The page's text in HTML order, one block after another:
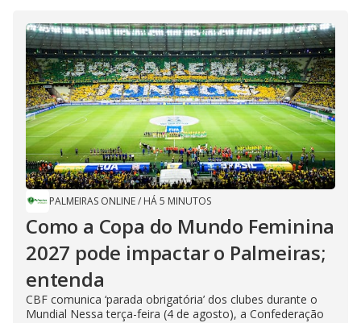
PALMEIRAS ONLINE/ HÁ 5 MINUTOS
Como a Copa do Mundo Feminina
2027 pode impactar o Palmeiras;
entenda
CBF comunica ‘parada obrigatória’ dos clubes durante o
Mundial Nessa terça-feira (4 de agosto), a Confederação